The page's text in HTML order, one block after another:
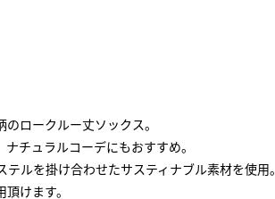
ロークルー丈ソックス。
チュラルコーデにもおすすめ。
ルを掛け合わせたサスティナブル素材を使用。
けます。